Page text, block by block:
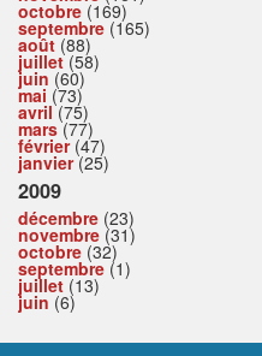
octobre (169)
septembre (165)
août (88)
juillet(58)
juin (60)
mai (73)
avril(75)
mars(77)
février(47)
janvier(25)
2009
décembre (23)
novembre (31)
octobre (32)
septembre (1)
juillet (13)
juin (6)